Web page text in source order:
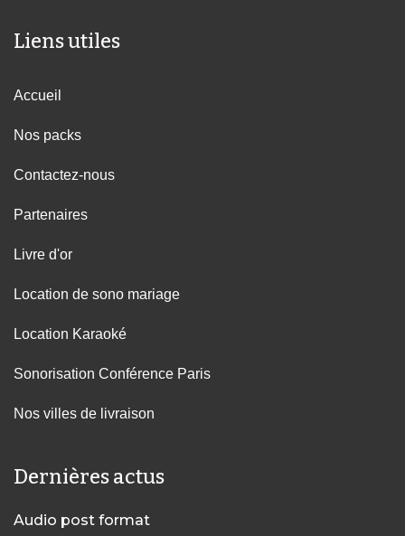
Liens utiles
Accueil
Nos packs
Contactez-nous
Partenaires
Livre d'or
Location de sono mariage
Location Karaoké
Sonorisation Conférence Paris
Nos villes de livraison
Dernières actus
Audio post format